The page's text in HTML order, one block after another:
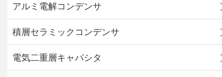
アルミ電解コンデンサ
積層セラミックコンデンサ
電気二重層キャパシタ